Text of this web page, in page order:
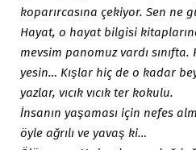
koparırcasına çekiyor. Sen ne
Hayat, o hayat bilgisi
mevsim panomuz vardı
yesin… Kışlar hiç de o kadar
yazlar, vıcık vıcık ter kokulu.
İnsanın yaşaması için nefes
öyle ağrılı ve yavaş ki…